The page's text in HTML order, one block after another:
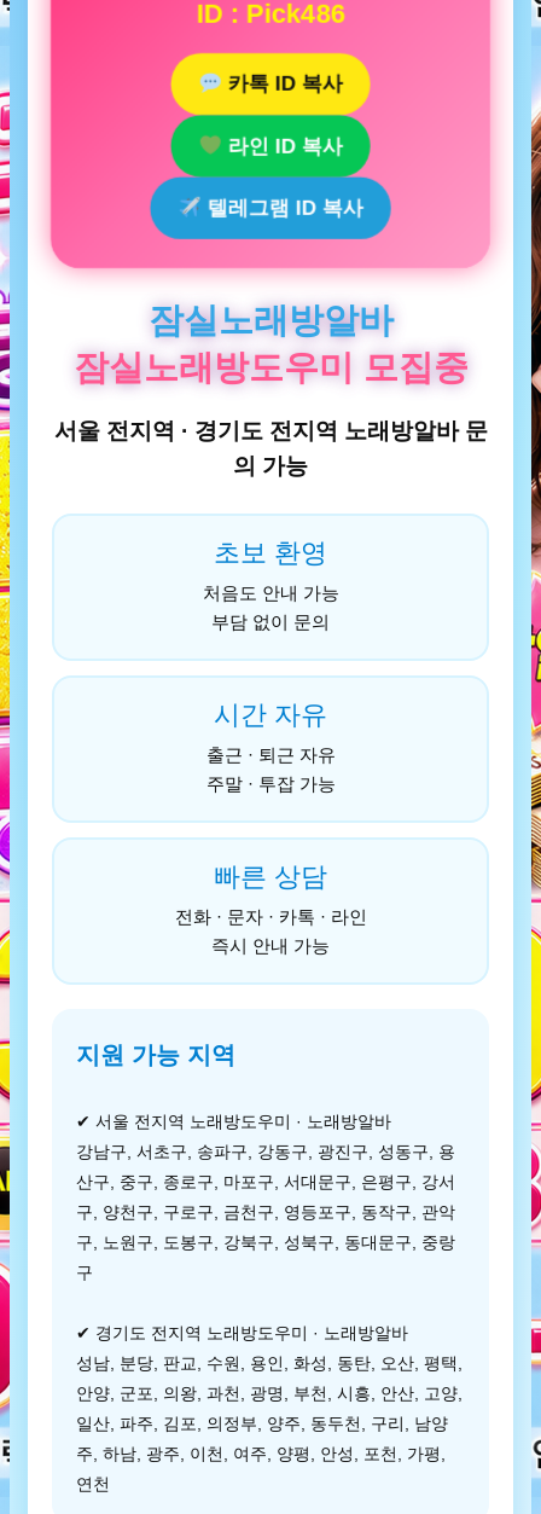
ID : Pick486
카톡 ID 복사
라인 ID 복사
텔레그램 ID 복사
잠실노래방알바
잠실노래방도우미 모집중
서울 전지역 · 경기도 전지역 노래방알바 문
의 가능
초보 환영
처음도 안내 가능
부담 없이 문의
시간 자유
출근 · 퇴근 자유
주말 · 투잡 가능
빠른 상담
전화 · 문자 · 카톡 · 라인
즉시 안내 가능
지원 가능 지역
✔ 서울 전지역 노래방도우미 · 노래방알바
강남구, 서초구, 송파구, 강동구, 광진구, 성동구, 용
산구, 중구, 종로구, 마포구, 서대문구, 은평구, 강서
구, 양천구, 구로구, 금천구, 영등포구, 동작구, 관악
구, 노원구, 도봉구, 강북구, 성북구, 동대문구, 중랑
구
✔ 경기도 전지역 노래방도우미 · 노래방알바
성남, 분당, 판교, 수원, 용인, 화성, 동탄, 오산, 평택,
안양, 군포, 의왕, 과천, 광명, 부천, 시흥, 안산, 고양,
일산, 파주, 김포, 의정부, 양주, 동두천, 구리, 남양
주, 하남, 광주, 이천, 여주, 양평, 안성, 포천, 가평,
연천